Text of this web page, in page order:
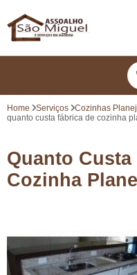
Home Serviços Cozinhas
quanto custa fábrica de cozinha
Quanto
Cozinha